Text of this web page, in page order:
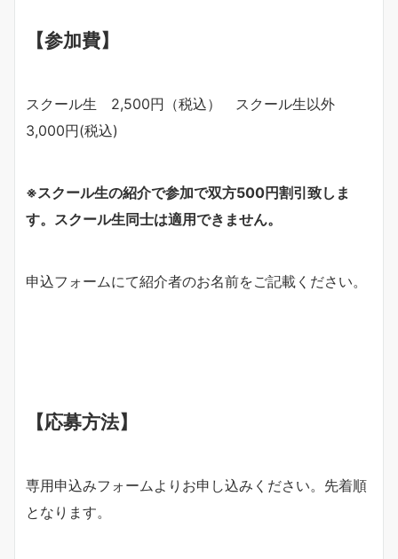
【参加費】
スクール生 2,500円（税込） スクール生以外
3,000円(税込)
※スクール生の紹介で参加で双方500円割引致しま
す。スクール生同士は適用できません。
申込フォームにて紹介者のお名前をご記載ください。
【応募方法】
専用申込みフォームよりお申し込みください。先着順
となります。